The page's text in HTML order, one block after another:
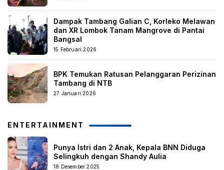
Dampak Tambang Galian C, Korleko Melawan
dan XR Lombok Tanam Mangrove di Pantai
Bangsal
15 Februari 2026
BPK Temukan Ratusan Pelanggaran Perizinan
Tambang di NTB
27 Januari 2026
ENTERTAINMENT
Punya Istri dan 2 Anak, Kepala BNN Diduga
Selingkuh dengan Shandy Aulia
18 Desember 2025